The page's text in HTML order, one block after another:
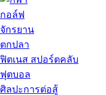
กอล์ฟ
จักรยาน
ตกปลา
ฟิตเนส สปอร์ตคลับ
ฟุตบอล
ศิลปะการต่อสู้